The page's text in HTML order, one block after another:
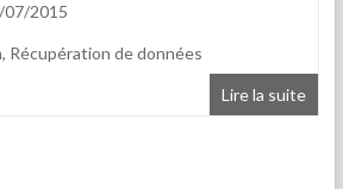
07/2015
, Récupération de données
Lire la suite